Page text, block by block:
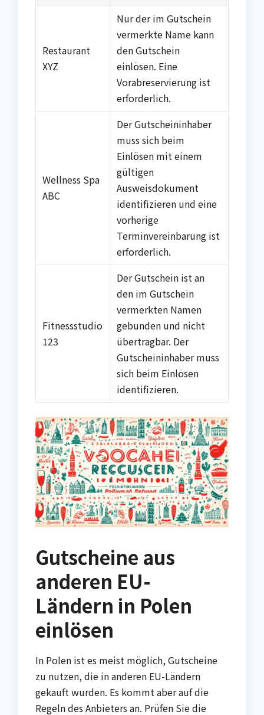
Restaurant
XYZ
Nur der im Gutschein
vermerkte Name kann
den Gutschein
einlösen. Eine
Vorabreservierung ist
erforderlich.
Wellness Spa
ABC
Der Gutscheininhaber
muss sich beim
Einlösen mit einem
gültigen
Ausweisdokument
identifizieren und eine
vorherige
Terminvereinbarung ist
erforderlich.
Fitnessstudio
123
Der Gutschein ist an
den im Gutschein
vermerkten Namen
gebunden und nicht
übertragbar. Der
Gutscheininhaber muss
sich beim Einlösen
identifizieren.
Gutscheine aus
anderen EU-
Ländern in Polen
einlösen
In Polen ist es meist möglich, Gutscheine
zu nutzen, die in anderen EU-Ländern
gekauft wurden. Es kommt aber auf die
Regeln des Anbieters an. Prüfen Sie die